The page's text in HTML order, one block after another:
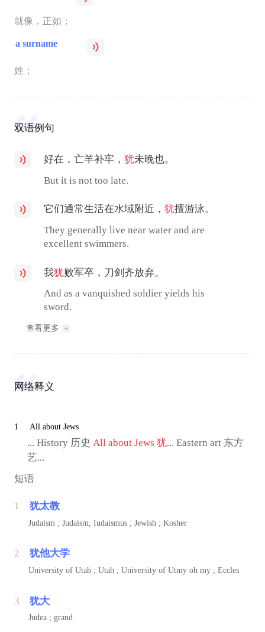
就像，正如；
a surname
姓；
双语例句
好在，亡羊补牢，犹未晚也。
But it is not too late.
它们通常生活在水域附近，犹擅游泳。
They generally live near water and are
excellent swimmers.
我犹败军卒，刀剑齐放弃。
And as a vanquished soldier yields his
sword.
查看更多
网络释义
1 All about Jews
... History 历史 All about Jews 犹... Eastern art 东方
艺...
短语
1 犹太教
Judaism ; Judaism; Iudaismus ; Jewish ; Kosher
2 犹他大学
University of Utah ; Utah ; University of Utmy oh my ; Eccles
3 犹大
Judea ; grand